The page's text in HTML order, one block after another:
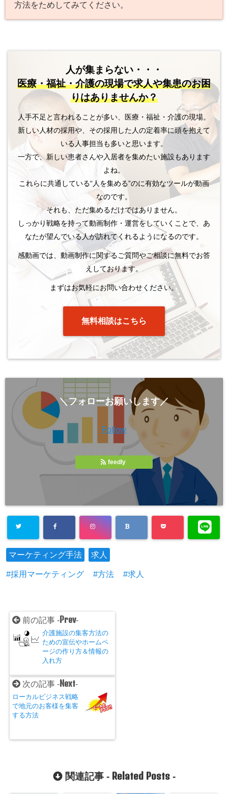
方法をためしてみてください。
人が集まらない・・・
医療・福祉・介護の現場で求人や集患のお困
りはありませんか？
人手不足と言われることが多い、医療・福祉・介護の現場。
新しい人材の採用や、その採用した人の定着率に頭を抱えて
いる人事担当も多いと思います。
一方で、新しい患者さんや入居者を集めたい施設もあります
よね。
これらに共通している“人を集める”のに有効なツールが動画
なのです。
それも、ただ集めるだけではありません。
しっかり戦略を持って動画制作・運営をしていくことで、あ
なたが望んでいる人が訪れてくれるようになるのです。
感動画では、動画制作に関するご質問やご相談に無料でお答
えしております。
まずはお気軽にお問い合わせください。
無料相談はこちら
＼フォローお願いします／
Follow
feedly
マーケティング手法 求人
採用マーケティング 方法 求人
前の記事 - Prev-
介護施設の集客方法の
ための宣伝やホームペ
ージの作り方＆情報の
入れ方
次の記事 - Next-
ローカルビジネス戦略
で地元のお客様を集客
する方法
関連記事 - Related Posts-